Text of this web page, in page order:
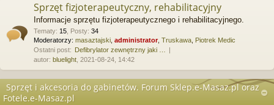
Sprzęt fizjoterapeutyczny, rehabilitacyjny
Informacje sprzętu fizjoterapeutycznego i rehabilitacyjnego.
Tematy: 15 Posty: 34
Moderatorzy: masaztajski administrator, Truskawa Piotrek Medic
Ostatni post: Defibrylator zewnętrzny jaki …
autor: bluelight , 2021-08-24, 14:42
Sprzęt i akcesoria do gabinetów. Forum Sklep.e-Masaz.pl oraz
Fotele.e-Masaz.pl